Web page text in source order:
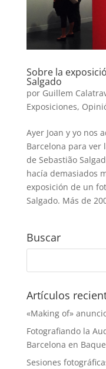
Sobre la
Salgado
por Guillem
Exposiciones,
Ayer Joan y yo nos
Barcelona para ver
de Sebastião
hacía demasiados
exposición de un
Salgado. Más de
Buscar
Artículos
«Making of»
Fotografiando la
Barcelona en
Sesiones